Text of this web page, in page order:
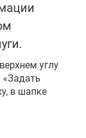
углу
в шапке